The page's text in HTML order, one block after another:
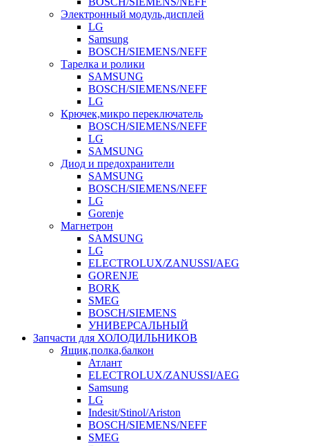
Электронный модуль,дисплей
LG
Samsung
BOSCH/SIEMENS/NEFF
Тарелка и ролики
SAMSUNG
BOSCH/SIEMENS/NEFF
LG
Крючек,микро переключатель
BOSCH/SIEMENS/NEFF
LG
SAMSUNG
Диод и предохранители
SAMSUNG
BOSCH/SIEMENS/NEFF
LG
Gorenje
Магнетрон
SAMSUNG
LG
ELECTROLUX/ZANUSSI/AEG
GORENJE
BORK
SMEG
BOSCH/SIEMENS
УНИВЕРСАЛЬНЫЙ
Запчасти для ХОЛОДИЛЬНИКОВ
Ящик,полка,балкон
Атлант
ELECTROLUX/ZANUSSI/AEG
Samsung
LG
Indesit/Stinol/Ariston
BOSCH/SIEMENS/NEFF
SMEG